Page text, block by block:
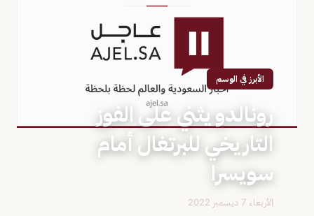
الأبرز في الوسم
رونالدو يثني على الفوز
التاريخي للبرتغال أمام
سويسرا
الأربعاء 7 ديسمبر 2022